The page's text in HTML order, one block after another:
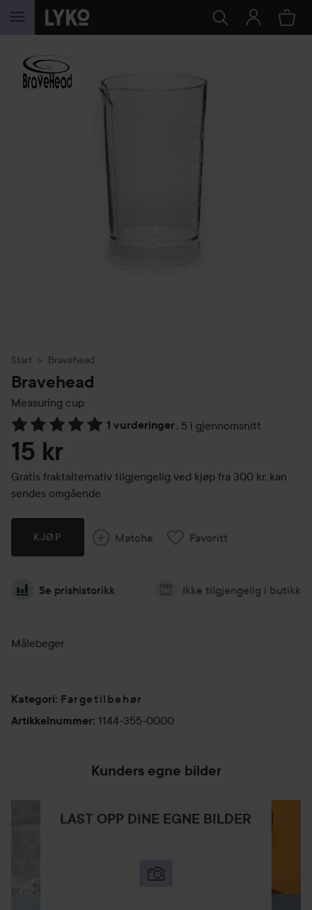
GÅ TIL INNHOLD
Start Bravehead
Bravehead
Measuring cup
1 vurderinger, 5 i gjennomsnitt
Gå til Vurderinger & anmeldelser
15 kr
Gratis fraktalternativ tilgjengelig ved kjøp fra 300 kr, kan
sendes omgående
KJØP Matche Favoritt
Se prishistorikk Ikke tilgjengelig i butikk
Målebeger
Kategori: Fargetilbehør
Artikkelnummer: 1144-355-0000
Kunders egne bilder
LAST OPP DINE EGNE BILDER